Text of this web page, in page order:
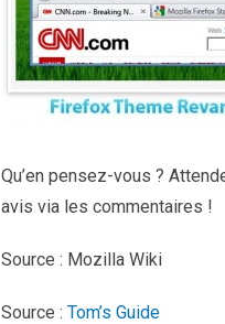
Qu’en pensez-vous ?
avis via les commentaires !
Source : Mozilla Wiki
Source : Tom’s Guide